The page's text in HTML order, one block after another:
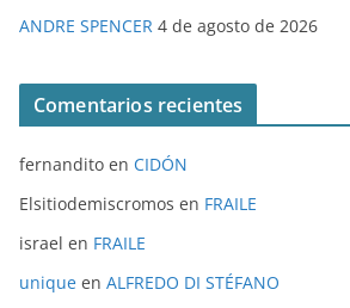
ANDRE SPENCER 4 de agosto de 2026
Comentarios recientes
fernandito en CIDÓN
Elsitiodemiscromos en FRAILE
israel en FRAILE
unique en ALFREDO DI STÉFANO